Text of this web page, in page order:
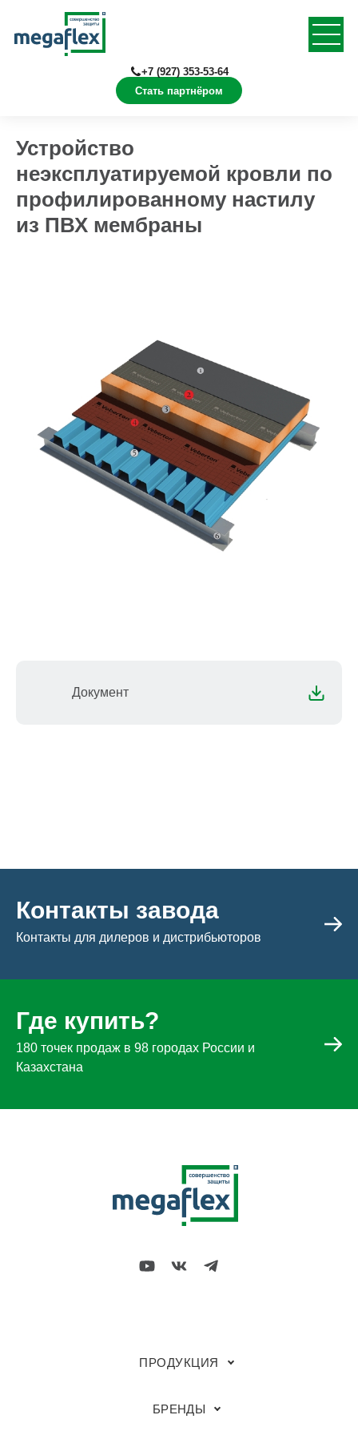
Стать партнёром
+7 (927) 353-53-64
Устройство
неэксплуатируемой кровли по
профилированному настилу
из ПВХ мембраны
Документ
Контакты завода
Контакты для дилеров и дистрибьюторов
Где купить?
180 точек продаж в 98 городах России и
Казахстана
ПРОДУКЦИЯ
БРЕНДЫ